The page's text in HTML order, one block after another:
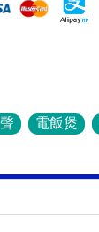
電飯煲